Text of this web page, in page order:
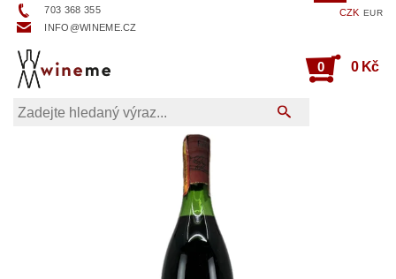
703 368 355
INFO@WINEME.CZ
CZK EUR
0 0 Kč